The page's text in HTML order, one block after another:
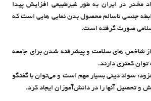
مخدر در ایران به طور غیرطبیعی افزایش پیدا
جنسی ناسالم محصول بدن نمایی هایی است که
صورت گرفته است.
از شاخص های سلامت و پیشرفته شدن برای جامعه
کمتری دارند.
سواد دینی بسیار مهم است و می‌توان با گفتگو
و تحصیل آنها را در دانش‌آموزان ایجاد کرد.